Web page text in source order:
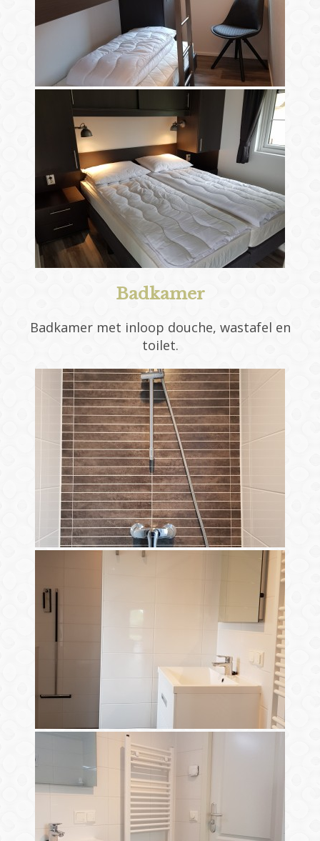
Badkamer
Badkamer met inloop douche, wastafel en
toilet.